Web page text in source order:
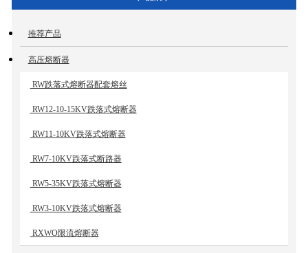
推荐产品
高压熔断器
RW跌落式熔断器配套熔丝
RW12-10-15KV跌落式熔断器
RW11-10KV跌落式熔断器
RW7-10KV跌落式断路器
RW5-35KV跌落式熔断器
RW3-10KV跌落式熔断器
RXWO限流熔断器